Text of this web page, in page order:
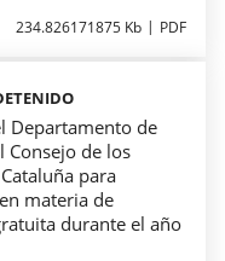
234.826171875 Kb PDF
Departamento de
Consejo de los
para
materia de
durante el año